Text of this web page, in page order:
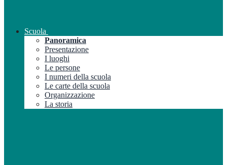
Scuola
Panoramica
Presentazione
I luoghi
Le persone
I numeri della scuola
Le carte della scuola
Organizzazione
La storia